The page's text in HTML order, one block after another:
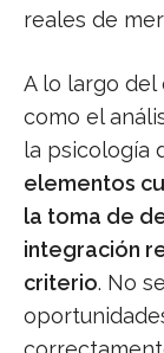
reales de
A lo largo del
como el
la psicología
elementos
la toma de
integración
criterio. No